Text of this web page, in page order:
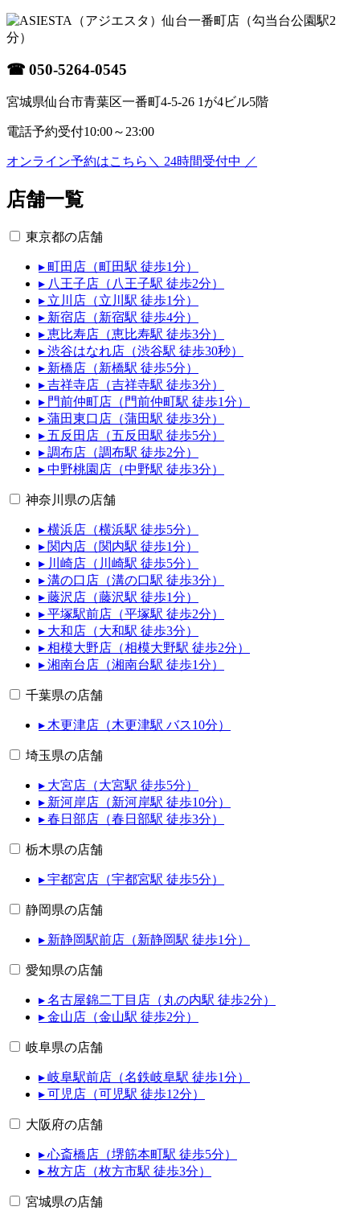
仙台一番町店 （勾当台公園駅2
分）
☎ 050-5264-0545
宮城県仙台市青葉区一番町4-5-26 1が4ビル5階
電話予約受付10:00～23:00
オンライン予約はこちら ＼ 24時間受付中 ／
店舗一覧
東京都の店舗
▸ 町田店（町田駅 徒歩1分）
▸ 八王子店（八王子駅 徒歩2分）
▸ 立川店（立川駅 徒歩1分）
▸ 新宿店（新宿駅 徒歩4分）
▸ 恵比寿店（恵比寿駅 徒歩3分）
▸ 渋谷はなれ店（渋谷駅 徒歩30秒）
▸ 新橋店（新橋駅 徒歩5分）
▸ 吉祥寺店（吉祥寺駅 徒歩3分）
▸ 門前仲町店（門前仲町駅 徒歩1分）
▸ 蒲田東口店（蒲田駅 徒歩3分）
▸ 五反田店（五反田駅 徒歩5分）
▸ 調布店（調布駅 徒歩2分）
▸ 中野桃園店（中野駅 徒歩3分）
神奈川県の店舗
▸ 横浜店（横浜駅 徒歩5分）
▸ 関内店（関内駅 徒歩1分）
▸ 川崎店（川崎駅 徒歩5分）
▸ 溝の口店（溝の口駅 徒歩3分）
▸ 藤沢店（藤沢駅 徒歩1分）
▸ 平塚駅前店（平塚駅 徒歩2分）
▸ 大和店（大和駅 徒歩3分）
▸ 相模大野店（相模大野駅 徒歩2分）
▸ 湘南台店（湘南台駅 徒歩1分）
千葉県の店舗
▸ 木更津店（木更津駅 バス10分）
埼玉県の店舗
▸ 大宮店（大宮駅 徒歩5分）
▸ 新河岸店（新河岸駅 徒歩10分）
▸ 春日部店（春日部駅 徒歩3分）
栃木県の店舗
▸ 宇都宮店（宇都宮駅 徒歩5分）
静岡県の店舗
▸ 新静岡駅前店（新静岡駅 徒歩1分）
愛知県の店舗
▸ 名古屋錦二丁目店（丸の内駅 徒歩2分）
▸ 金山店（金山駅 徒歩2分）
岐阜県の店舗
▸ 岐阜駅前店（名鉄岐阜駅 徒歩1分）
▸ 可児店（可児駅 徒歩12分）
大阪府の店舗
▸ 心斎橋店（堺筋本町駅 徒歩5分）
▸ 枚方店（枚方市駅 徒歩3分）
宮城県の店舗